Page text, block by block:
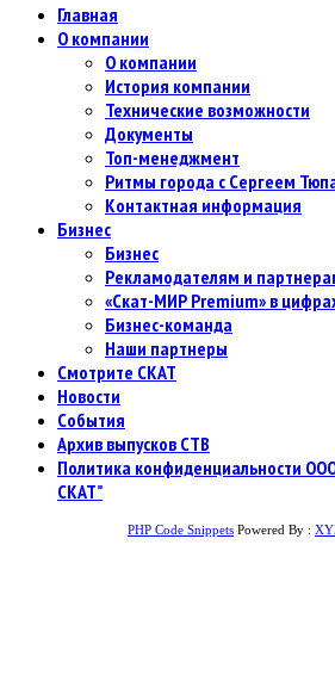
Главная
О компании
О компании
История компании
Технические возможности
Документы
Топ-менеджмент
Ритмы города с Сергеем
Контактная информация
Бизнес
Бизнес
Рекламодателям и
«Скат-МИР Premium» в
Бизнес-команда
Наши партнеры
Смотрите СКАТ
Новости
События
Архив выпусков СТВ
Политика конфиденциальности
СКАТ”
PHP Code Snippets Powered By :